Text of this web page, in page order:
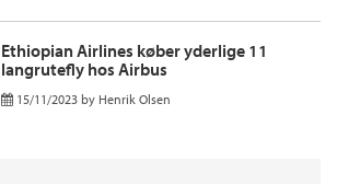
Ethiopian Airlines køber yderlige 11
langrutefly hos Airbus
15/11/2023 by Henrik Olsen